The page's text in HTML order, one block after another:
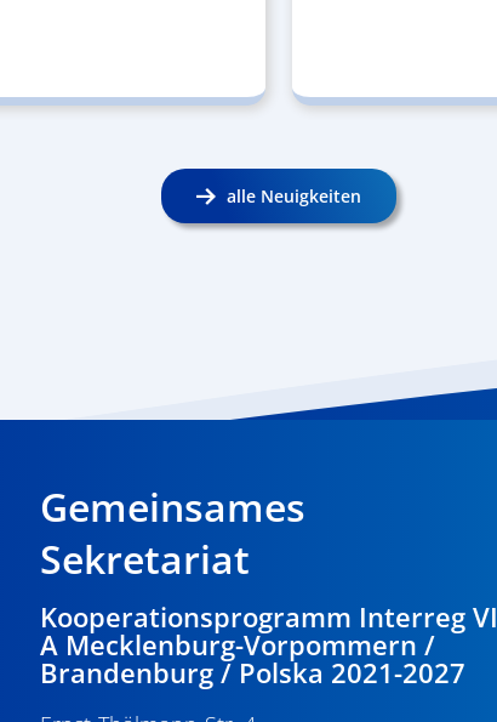
alle Neuigkeiten
Gemeinsames
Sekretariat
Kooperationsprogramm Interreg VI
A Mecklenburg-Vorpommern /
Brandenburg / Polska 2021-2027